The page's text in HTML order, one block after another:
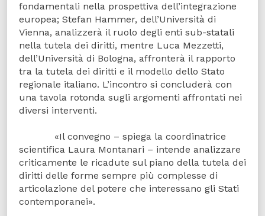
fondamentali nella prospettiva dell’integrazione
europea; Stefan Hammer, dell’Università di
Vienna, analizzerà il ruolo degli enti sub-statali
nella tutela dei diritti, mentre Luca Mezzetti,
dell’Università di Bologna, affronterà il rapporto
tra la tutela dei diritti e il modello dello Stato
regionale italiano. L’incontro si concluderà con
una tavola rotonda sugli argomenti affrontati nei
diversi interventi.
«Il convegno – spiega la coordinatrice
scientifica Laura Montanari – intende analizzare
criticamente le ricadute sul piano della tutela dei
diritti delle forme sempre più complesse di
articolazione del potere che interessano gli Stati
contemporanei».